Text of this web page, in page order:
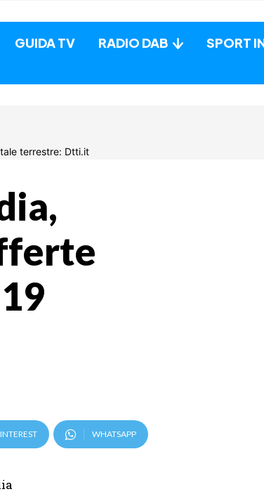
GUIDA TV RADIO DAB SPORT
WHATSAPP